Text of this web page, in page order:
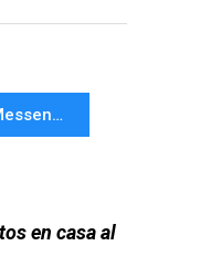
Messenger
en casa al